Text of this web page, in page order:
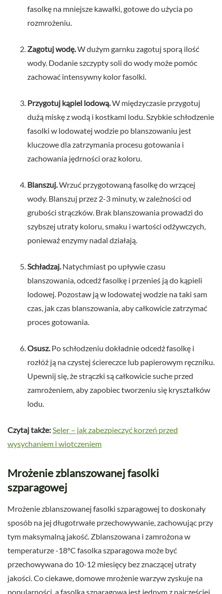
fasolkę na mniejsze kawałki, gotowe do użycia po
rozmrożeniu.
Zagotuj wodę.W dużym garnku zagotuj sporą ilość
wody. Dodanie szczypty soli do wody może pomóc
zachować intensywny kolor fasolki.
Przygotuj kąpiel lodową.W międzyczasie przygotuj
dużą miskę z wodą i kostkami lodu. Szybkie schłodzenie
fasolki w lodowatej wodzie po blanszowaniu jest
kluczowe dla zatrzymania procesu gotowania i
zachowania jędrności oraz koloru.
Blanszuj.Wrzuć przygotowaną fasolkę do wrzącej
wody. Blanszuj przez 2-3 minuty, w zależności od
grubości strączków. Brak blanszowania prowadzi do
szybszej utraty koloru, smaku i wartości odżywczych,
ponieważ enzymy nadal działają.
Schładzaj.Natychmiast po upływie czasu
blanszowania, odcedź fasolkę i przenieś ją do kąpieli
lodowej. Pozostaw ją w lodowatej wodzie na taki sam
czas, jak czas blanszowania, aby całkowicie zatrzymać
proces gotowania.
Osusz.Po schłodzeniu dokładnie odcedź fasolkę i
rozłóż ją na czystej ściereczce lub papierowym ręczniku.
Upewnij się, że strączki są całkowicie suche przed
zamrożeniem, aby zapobiec tworzeniu się kryształków
lodu.
Czytaj także:Seler – jak zabezpieczyć korzeń przed
wysychaniem i wiotczeniem
Mrożenie zblanszowanej fasolki
szparagowej
Mrożenie zblanszowanej fasolki szparagowej to doskonały
sposób na jej długotrwałe przechowywanie, zachowując przy
tym maksymalną jakość. Zblanszowana i zamrożona w
temperaturze -18°C fasolka szparagowa może być
przechowywana do 10-12 miesięcy bez znaczącej utraty
jakości. Co ciekawe, domowe mrożenie warzyw zyskuje na
popularności, a fasolka szparagowa jest jednym z najczęściej